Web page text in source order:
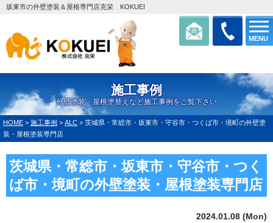
MENU
坂東市の外壁塗装＆屋根専門店克栄 KOKUEI
施工事例
外壁塗装・屋根塗替えなど施工事例をご覧下さい
HOME > 施工事例 > ALC > 茨城県・常総市・坂東市・守谷市・つくば市・境町の外壁塗
装・屋根塗装専門店
茨城県・常総市・坂東市・守谷市・つく
ば市・境町の外壁塗装・屋根塗装専門店
2024.01.08 (Mon)